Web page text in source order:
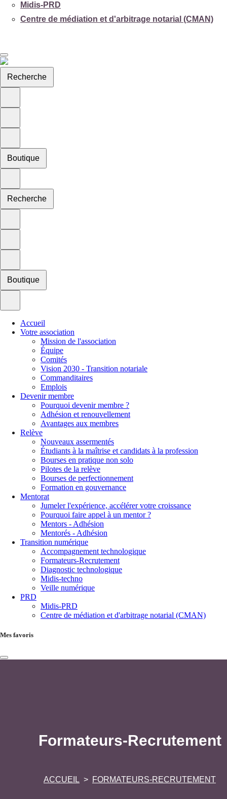
Midis-PRD
Centre de médiation et d'arbitrage notarial (CMAN)
Recherche
Boutique
Recherche
Boutique
Accueil
Votre association
Mission de l'association
Équipe
Comités
Vision 2030 - Transition notariale
Commanditaires
Emplois
Devenir membre
Pourquoi devenir membre ?
Adhésion et renouvellement
Avantages aux membres
Relève
Nouveaux assermentés
Étudiants à la maîtrise et candidats à la profession
Bourses en pratique non solo
Pilotes de la relève
Bourses de perfectionnement
Formation en gouvernance
Mentorat
Jumeler l'expérience, accélérer votre croissance
Pourquoi faire appel à un mentor ?
Mentors - Adhésion
Mentorés - Adhésion
Transition numérique
Accompagnement technologique
Formateurs-Recrutement
Diagnostic technologique
Midis-techno
Veille numérique
PRD
Midis-PRD
Centre de médiation et d'arbitrage notarial (CMAN)
Mes favoris
Formateurs-Recrutement
ACCUEIL FORMATEURS-RECRUTEMENT